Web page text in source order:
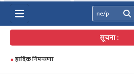
खोज्नुहोस्
सूचना :
हार्दिक निमन्त्रणा